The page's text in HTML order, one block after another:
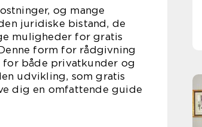
og mange
juridiske bistand, de
muligheder for gratis
form for rådgivning
både privatkunder og
udvikling, som gratis
dig en omfattende guide